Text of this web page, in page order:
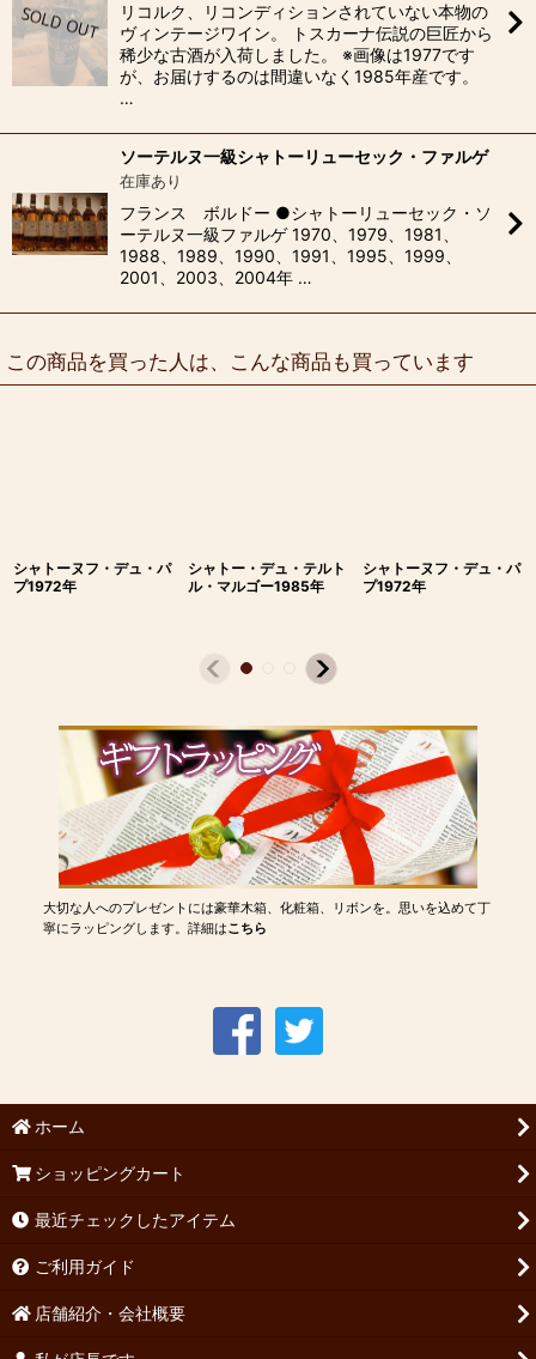
リコルク、リコンディションされていない本物の
ヴィンテージワイン。 トスカーナ伝説の巨匠から
稀少な古酒が入荷しました。 ※画像は1977です
が、お届けするのは間違いなく1985年産です。
…
ソーテルヌ一級シャトーリューセック・ファルゲ
在庫あり
フランス ボルドー ●シャトーリューセック・ソ
ーテルヌ一級ファルゲ 1970、1979、1981、
1988、1989、1990、1991、1995、1999、
2001、2003、2004年 …
この商品を買った人は、こんな商品も買っています
シャトーヌフ・デュ・パ
プ1972年
シャトー・デュ・テルト
ル・マルゴー1985年
シャトーヌフ・デュ・パ
プ1972年
大切な人へのプレゼントには豪華木箱、化粧箱、リボンを。思いを込めて丁
寧にラッピングします。詳細はこちら
ホーム
ショッピングカート
最近チェックしたアイテム
ご利用ガイド
店舗紹介・会社概要